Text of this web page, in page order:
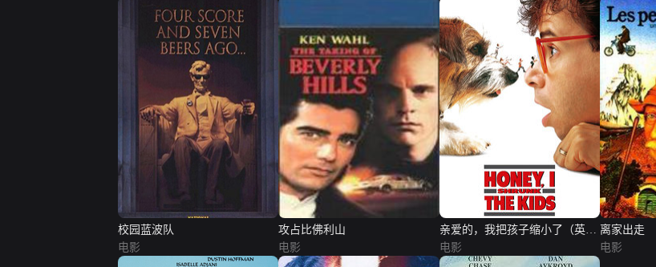
校园蓝波队
电影
攻占比佛利山
电影
亲爱的，我把孩子缩小了（英文
版）
电影
离家出走
电影